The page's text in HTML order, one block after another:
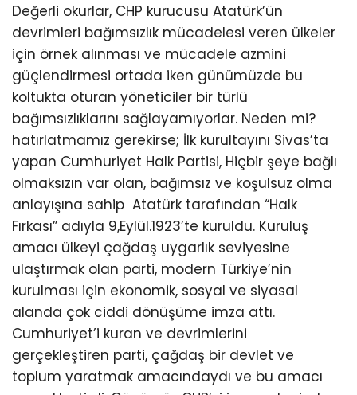
Değerli okurlar, CHP kurucusu Atatürk’ün
devrimleri bağımsızlık mücadelesi veren ülkeler
için örnek alınması ve mücadele azmini
güçlendirmesi ortada iken günümüzde bu
koltukta oturan yöneticiler bir türlü
bağımsızlıklarını sağlayamıyorlar. Neden mi?
hatırlatmamız gerekirse; İlk kurultayını Sivas’ta
yapan Cumhuriyet Halk Partisi, Hiçbir şeye bağlı
olmaksızın var olan, bağımsız ve koşulsuz olma
anlayışına sahip Atatürk tarafından “Halk
Fırkası” adıyla 9,Eylül.1923’te kuruldu. Kuruluş
amacı ülkeyi çağdaş uygarlık seviyesine
ulaştırmak olan parti, modern Türkiye’nin
kurulması için ekonomik, sosyal ve siyasal
alanda çok ciddi dönüşüme imza attı.
Cumhuriyet’i kuran ve devrimlerini
gerçekleştiren parti, çağdaş bir devlet ve
toplum yaratmak amacındaydı ve bu amacı